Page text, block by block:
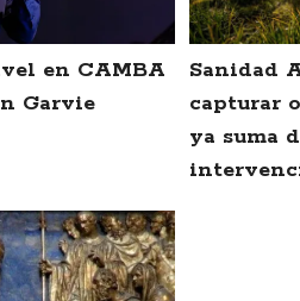
en CAMBA
Garvie
Sanidad
capturar
ya suma